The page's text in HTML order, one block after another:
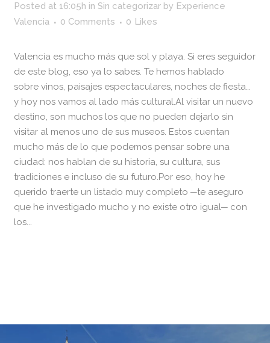
Posted at 16:05h in Sin categorizar by Experience
Valencia
0 Comments 0 Likes
Valencia es mucho más que sol y playa. Si eres seguidor
de este blog, eso ya lo sabes. Te hemos hablado
sobre vinos, paisajes espectaculares, noches de fiesta…
y hoy nos vamos al lado más cultural.Al visitar un nuevo
destino, son muchos los que no pueden dejarlo sin
visitar al menos uno de sus museos. Estos cuentan
mucho más de lo que podemos pensar sobre una
ciudad: nos hablan de su historia, su cultura, sus
tradiciones e incluso de su futuro.Por eso, hoy he
querido traerte un listado muy completo ─te aseguro
que he investigado mucho y no existe otro igual─ con
los...